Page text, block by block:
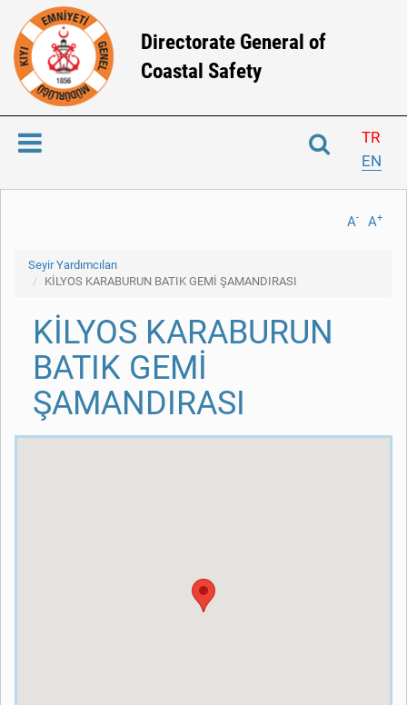
Directorate General of
Coastal Safety
TR
EN
A+
A-
Seyir Yardımcıları
KİLYOS KARABURUN BATIK GEMİ ŞAMANDIRASI
KİLYOS KARABURUN
BATIK GEMİ
ŞAMANDIRASI